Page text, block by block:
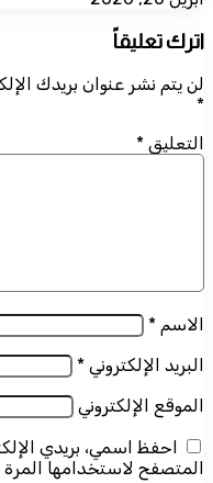
اترك تعليقاً
لن يتم نشر عنوان بريدك
*
التعليق *
الاسم *
البريد الإلكتروني *
الموقع الإلكتروني
احفظ اسمي، بريدي
المتصفح لاستخدامها